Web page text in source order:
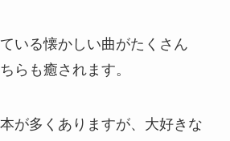
いる懐かしい曲がたくさん
らも癒されます。
が多くありますが、大好きな